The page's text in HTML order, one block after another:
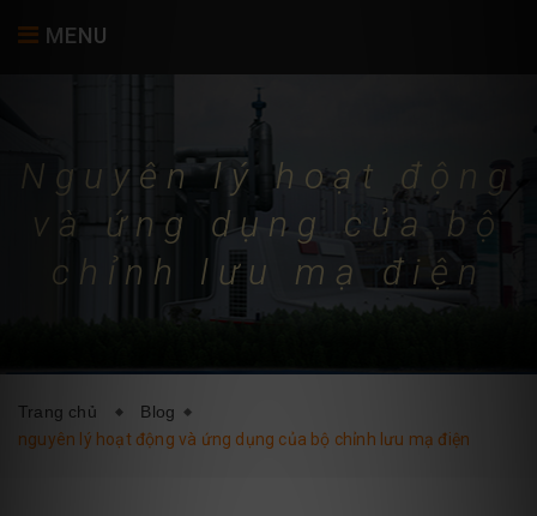
MENU
GIỚI THIỆU
BLOG LIÊN HỆ
Nguyên lý hoạt động
và ứng dụng của bộ
chỉnh lưu mạ điện
Trang chủ
Blog
nguyên lý hoạt động và ứng dụng của bộ chỉnh lưu mạ điện